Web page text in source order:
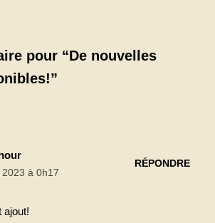
pour “De nouvelles
à 0h17
RÉPONDRE
ajout!